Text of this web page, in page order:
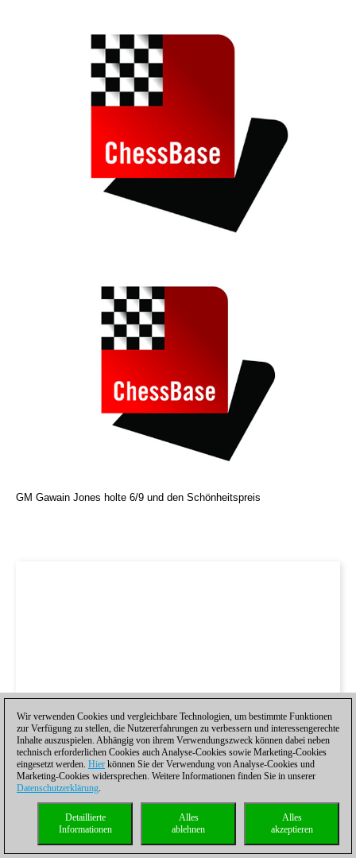
GM Gawain Jones holte 6/9 und den Schönheitspreis
Wir verwenden Cookies und vergleichbare Technologien, um bestimmte Funktionen
zur Verfügung zu stellen, die Nutzererfahrungen zu verbessern und interessengerechte
Inhalte auszuspielen. Abhängig von ihrem Verwendungszweck können dabei neben
technisch erforderlichen Cookies auch Analyse-Cookies sowie Marketing-Cookies
eingesetzt werden. Hier können Sie der Verwendung von Analyse-Cookies und
Marketing-Cookies widersprechen. Weitere Informationen finden Sie in unserer
Datenschutzerklärung.
Alles
akzeptieren
Alles
ablehnen
Detaillierte
Informationen